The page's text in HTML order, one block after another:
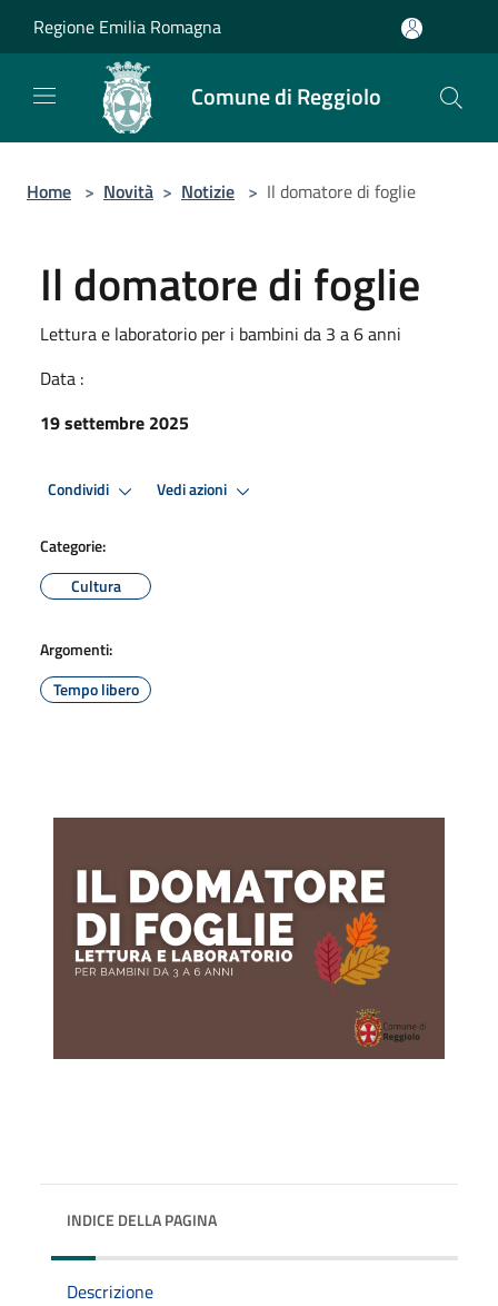
Regione Emilia Romagna
Comune di Reggiolo
Home > Novità > Notizie > Il domatore di foglie
Il domatore di foglie
Lettura e laboratorio per i bambini da 3 a 6 anni
Data :
19 settembre 2025
Condividi Vedi azioni
Categorie:
Cultura
Argomenti:
Tempo libero
INDICE DELLA PAGINA
Descrizione